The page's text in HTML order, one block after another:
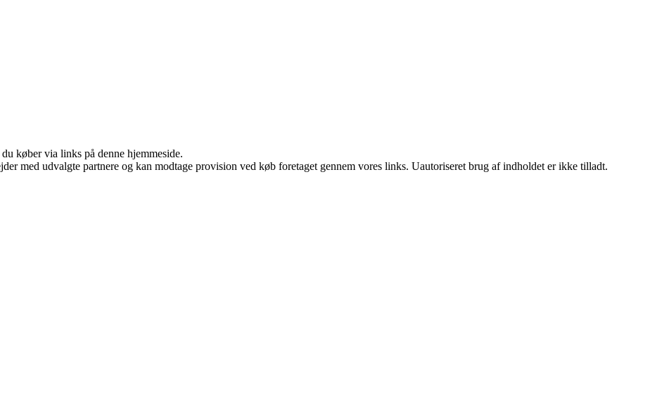
køber via links på denne hjemmeside.
med udvalgte partnere og kan modtage provision ved køb foretaget gennem vores links. Uautoriseret brug af indholdet er ikke tilladt.